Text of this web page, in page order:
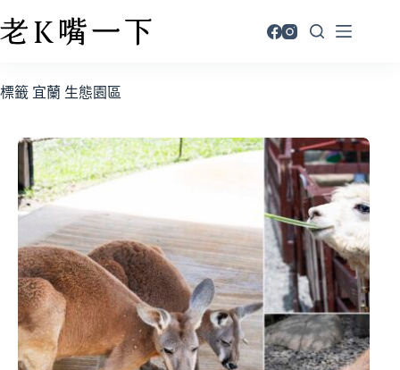
標籤 宜蘭 生態園區